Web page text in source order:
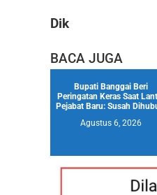
Dik
BACA JUGA
Bupati Banggai Beri
Peringatan Keras Saat
Pejabat Baru: Susah
Agustus 6, 2026